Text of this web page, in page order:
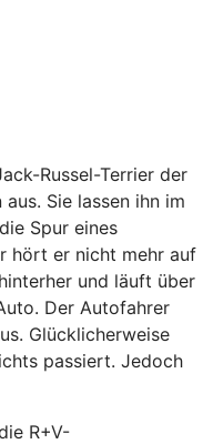
Russel-Terrier der
Sie lassen ihn im
Spur eines
hört er nicht mehr auf
und läuft über
Der Autofahrer
Glücklicherweise
passiert. Jedoch
R+V-